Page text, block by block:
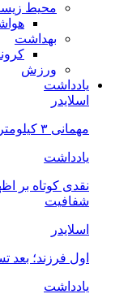
محیط
بهداشت
ورزش
یادداشت
اسلایدر
مهمانی ۳ کیلومتری خرم آباد؛ کاری بزرگ با چند نقد کوچک
یادداشت
نقدی کوتاه بر
شفافیت
اسلایدر
اول فرزند؛ بعد
یادداشت